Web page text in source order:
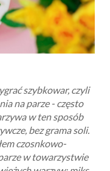
szybkowar, czyli
na parze - często
w ten sposób
bez grama soli.
czosnkowo-
w towarzystwie